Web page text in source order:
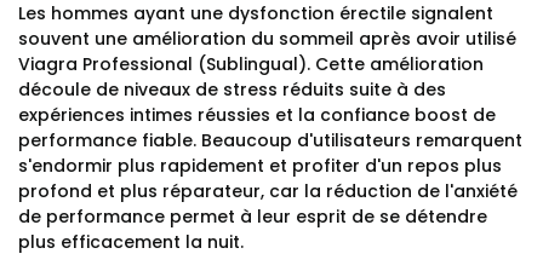
Les hommes ayant une dysfonction érectile signalent
souvent une amélioration du sommeil après avoir utilisé
Viagra Professional (Sublingual). Cette amélioration
découle de niveaux de stress réduits suite à des
expériences intimes réussies et la confiance boost de
performance fiable. Beaucoup d'utilisateurs remarquent
s'endormir plus rapidement et profiter d'un repos plus
profond et plus réparateur, car la réduction de l'anxiété
de performance permet à leur esprit de se détendre
plus efficacement la nuit.